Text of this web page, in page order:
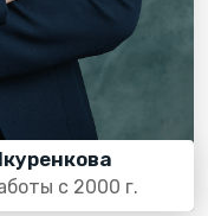
с 2000 г.